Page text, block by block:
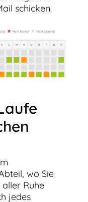
schicken.
wo Sie
Ruhe
jedes